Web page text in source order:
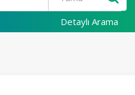
Detaylı Arama